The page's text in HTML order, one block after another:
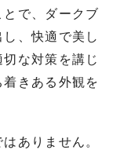
で、ダークブ
、快適で美し
な対策を講じ
きある外観を
ありません。